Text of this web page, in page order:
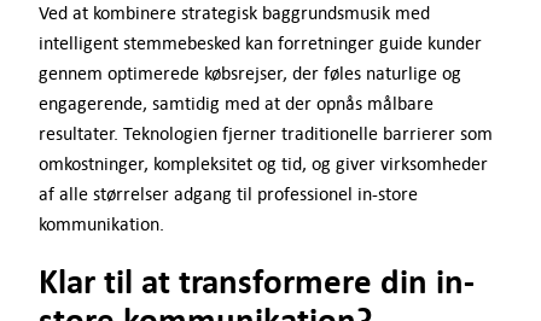
Ved at kombinere strategisk baggrundsmusik med
intelligent stemmebesked kan forretninger guide kunder
gennem optimerede købsrejser, der føles naturlige og
engagerende, samtidig med at der opnås målbare
resultater. Teknologien fjerner traditionelle barrierer som
omkostninger, kompleksitet og tid, og giver virksomheder
af alle størrelser adgang til professionel in-store
kommunikation.
Klar til at transformere din in-